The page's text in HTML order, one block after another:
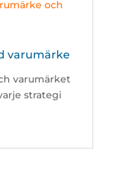
varumärke
varumärket
strategi